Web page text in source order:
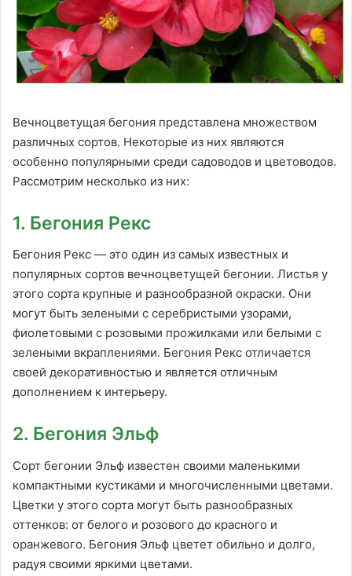
Вечноцветущая бегония представлена множеством
различных сортов. Некоторые из них являются
особенно популярными среди садоводов и цветоводов.
Рассмотрим несколько из них:
1. Бегония Рекс
Бегония Рекс — это один из самых известных и
популярных сортов вечноцветущей бегонии. Листья у
этого сорта крупные и разнообразной окраски. Они
могут быть зелеными с серебристыми узорами,
фиолетовыми с розовыми прожилками или белыми с
зелеными вкраплениями. Бегония Рекс отличается
своей декоративностью и является отличным
дополнением к интерьеру.
2. Бегония Эльф
Сорт бегонии Эльф известен своими маленькими
компактными кустиками и многочисленными цветами.
Цветки у этого сорта могут быть разнообразных
оттенков: от белого и розового до красного и
оранжевого. Бегония Эльф цветет обильно и долго,
радуя своими яркими цветами.